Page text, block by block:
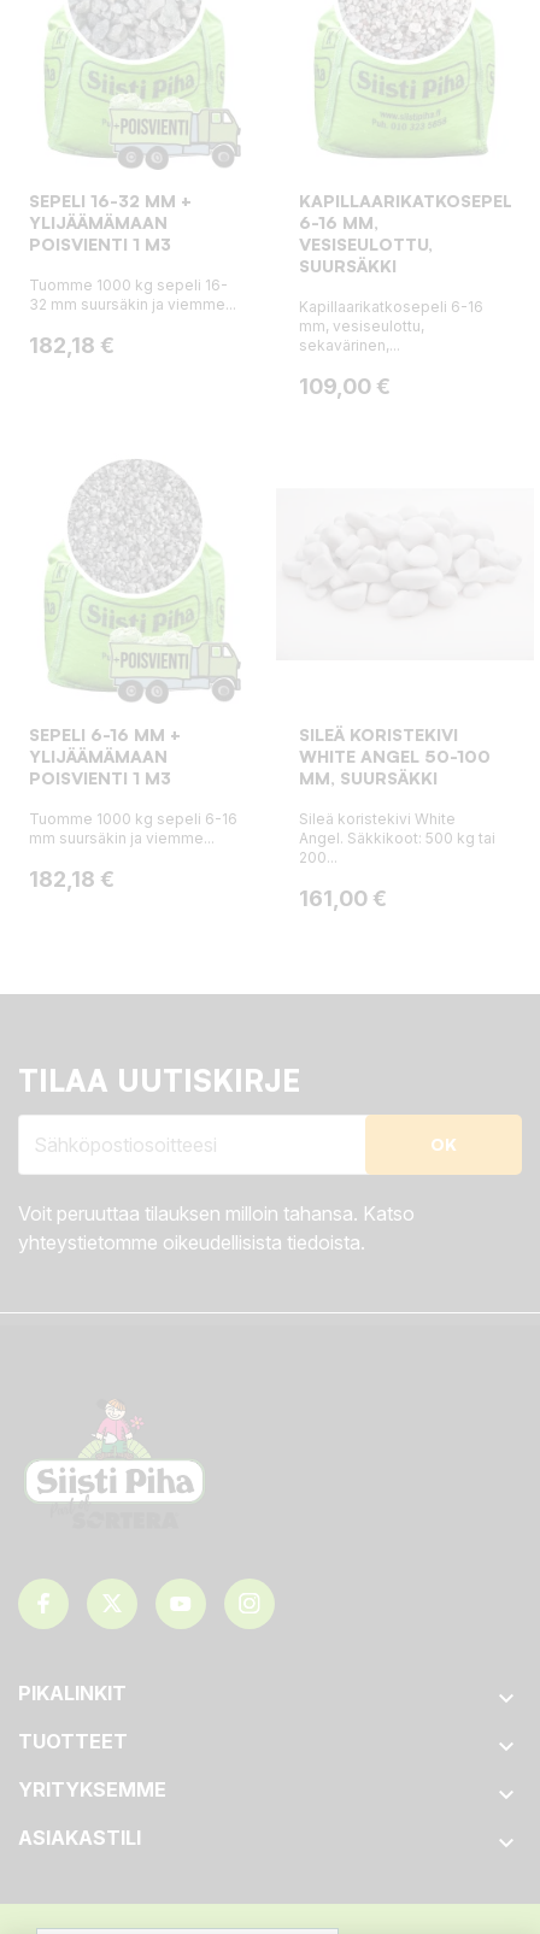
SEPELI 16-32 MM +
YLIJÄÄMÄMAAN
POISVIENTI 1 M3
Tuomme 1000 kg sepeli 16-
32 mm suursäkin ja viemme...
Hinta
182,18 €
KAPILLAARIKATKOSEPELI
6-16 MM,
VESISEULOTTU,
SUURSÄKKI
Kapillaarikatkosepeli 6-16
mm, vesiseulottu,
sekavärinen,...
Hinta
109,00 €
SEPELI 6-16 MM +
YLIJÄÄMÄMAAN
POISVIENTI 1 M3
Tuomme 1000 kg sepeli 6-16
mm suursäkin ja viemme...
Hinta
182,18 €
SILEÄ KORISTEKIVI
WHITE ANGEL 50-100
MM, SUURSÄKKI
Sileä koristekivi White
Angel. Säkkikoot: 500 kg tai
200...
Hinta
161,00 €
TILAA UUTISKIRJE
Voit peruuttaa tilauksen milloin tahansa. Katso
yhteystietomme oikeudellisista tiedoista.
PIKALINKIT 
TUOTTEET 
YRITYKSEMME 
ASIAKASTILI 